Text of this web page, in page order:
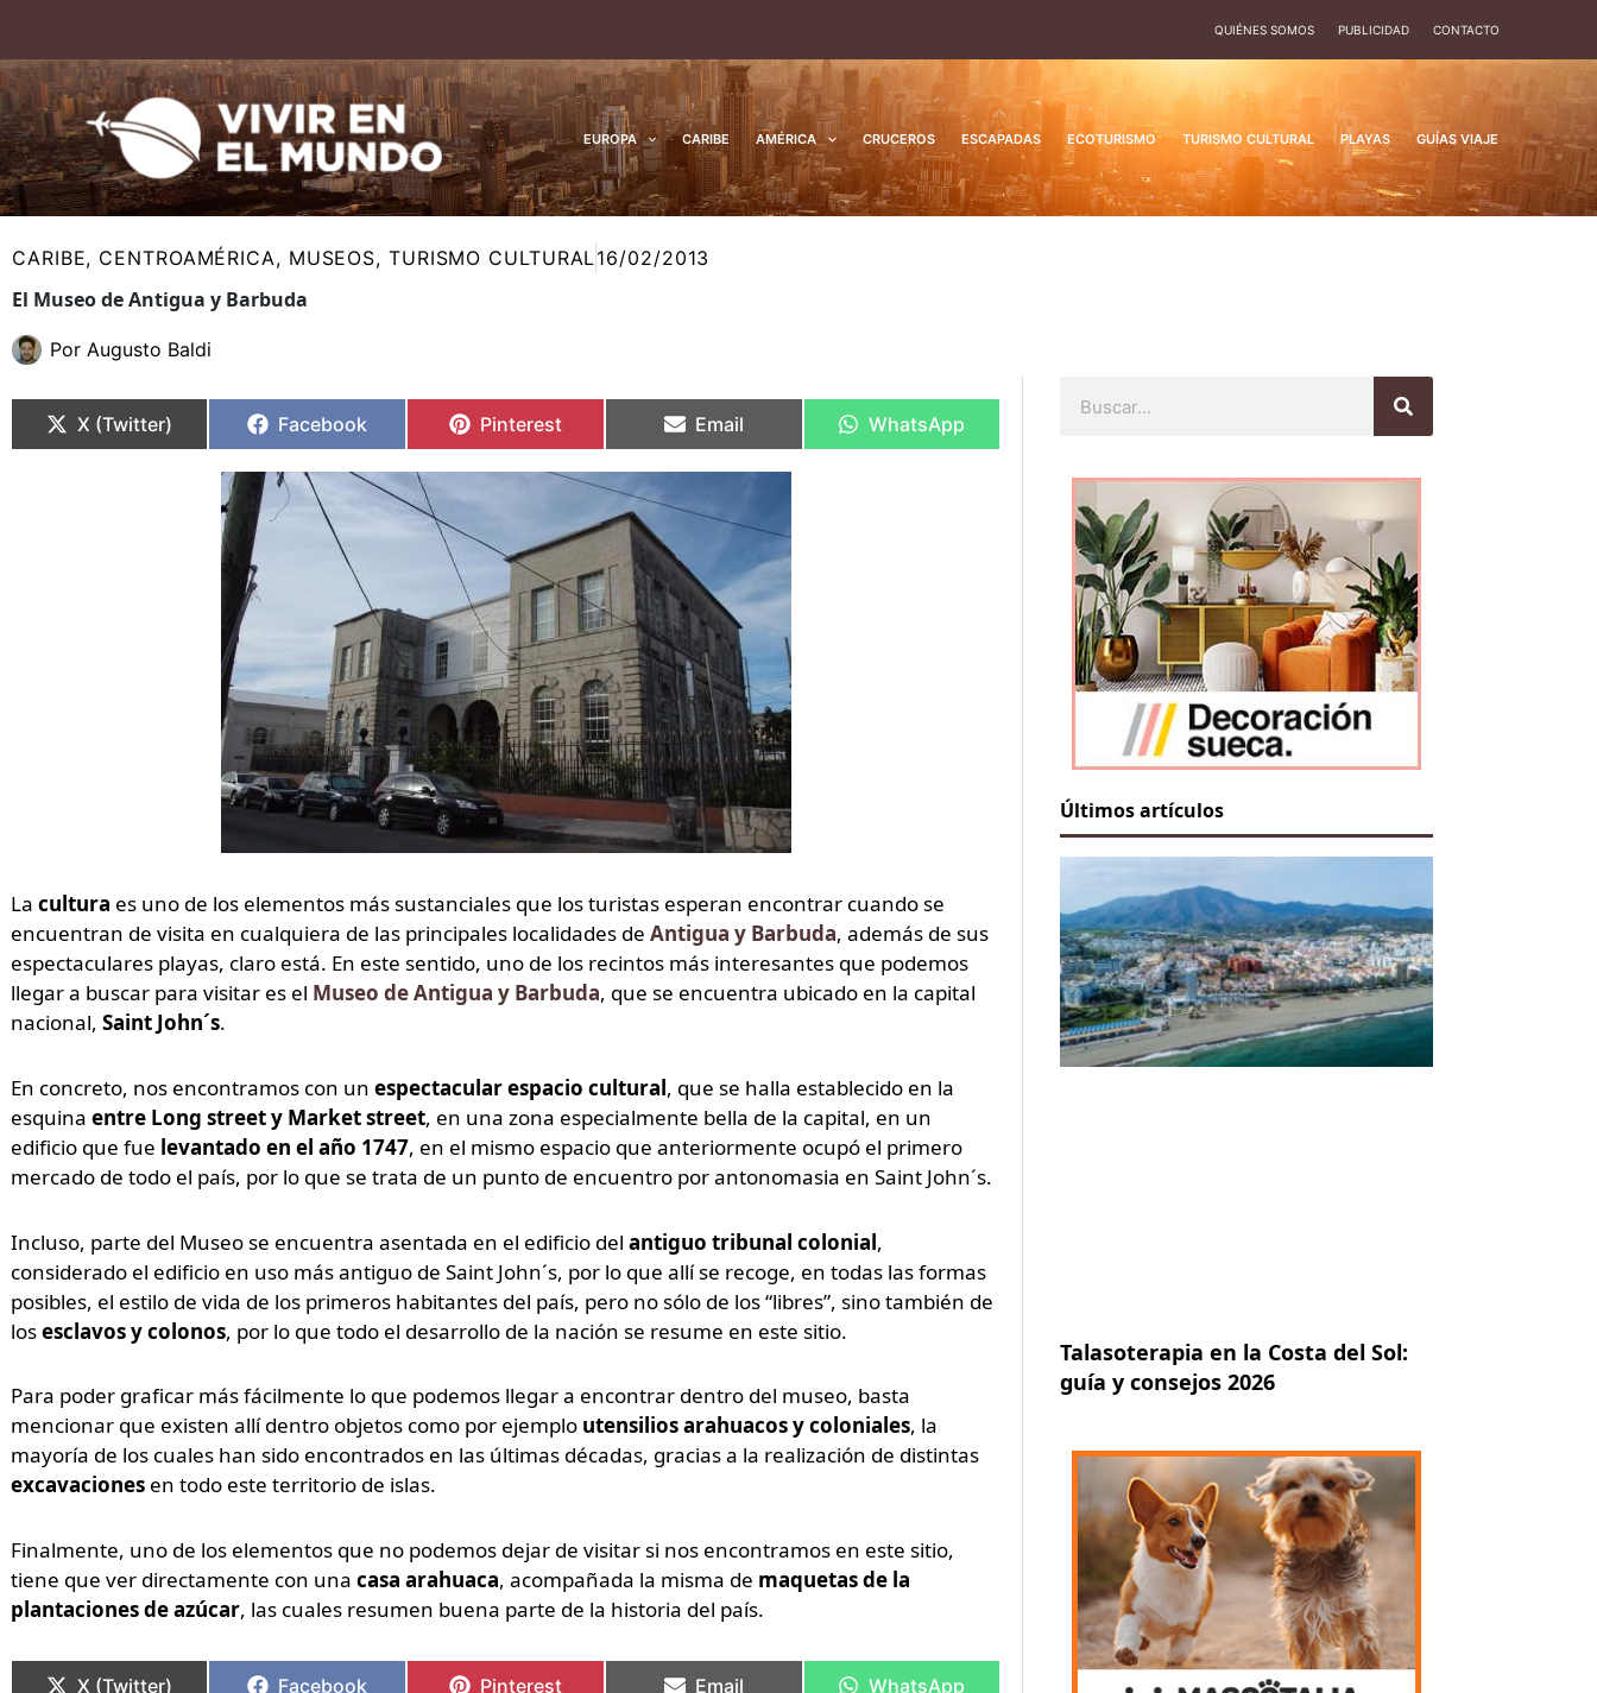
contenido
QUIÉNES SOMOS PUBLICIDAD CONTACTO
EUROPA CARIBE AMÉRICA CRUCEROS ESCAPADAS ECOTURISMO TURISMO CULTURAL PLAYAS GUÍAS VIAJE
CARIBE, CENTROAMÉRICA, MUSEOS, TURISMO CULTURAL16/02/2013
El Museo de Antigua y Barbuda
Por Augusto Baldi
en
X (Twitter)
en
Facebook
en
Pinterest
en
Email
en
WhatsApp
La cultura es uno de los elementos más sustanciales que los turistas esperan encontrar cuando se
encuentran de visita en cualquiera de las principales localidades de Antigua y Barbuda, además de sus
espectaculares playas, claro está. En este sentido, uno de los recintos más interesantes que podemos
llegar a buscar para visitar es el Museo de Antigua y Barbuda, que se encuentra ubicado en la capital
nacional, Saint John´s.
En concreto, nos encontramos con un espectacular espacio cultural, que se halla establecido en la
esquina entre Long street y Market street, en una zona especialmente bella de la capital, en un
edificio que fue levantado en el año 1747, en el mismo espacio que anteriormente ocupó el primero
mercado de todo el país, por lo que se trata de un punto de encuentro por antonomasia en Saint John´s.
Incluso, parte del Museo se encuentra asentada en el edificio del antiguo tribunal colonial,
considerado el edificio en uso más antiguo de Saint John´s, por lo que allí se recoge, en todas las formas
posibles, el estilo de vida de los primeros habitantes del país, pero no sólo de los “libres”, sino también de
losesclavos y colonos, por lo que todo el desarrollo de la nación se resume en este sitio.
Para poder graficar más fácilmente lo que podemos llegar a encontrar dentro del museo, basta
mencionar que existen allí dentro objetos como por ejemplo utensilios arahuacos y coloniales, la
mayoría de los cuales han sido encontrados en las últimas décadas, gracias a la realización de distintas
excavacionesen todo este territorio de islas.
Finalmente, uno de los elementos que no podemos dejar de visitar si nos encontramos en este sitio,
tiene que ver directamente con una casa arahuaca, acompañada la misma de maquetas de la
plantaciones de azúcar, las cuales resumen buena parte de la historia del país.
en
X (Twitter)
en
Facebook
en
Pinterest
en
Email
en
WhatsApp
Últimos artículos
Talasoterapia en la Costa del Sol:
guía y consejos 2026